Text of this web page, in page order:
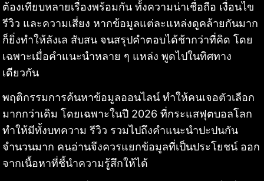
ต้องเทียบหลายเรื่องพร้อมกัน ทั้งความน่าเชื่อถือ เงื่อนไข
รีวิว และความเสี่ยง หากข้อมูลแต่ละแหล่งดูคล้ายกันมาก
ก็ยิ่งทำให้ลังเล สับสน จนสรุปคำตอบได้ช้ากว่าที่คิด โดย
เฉพาะเมื่อคำแนะนำหลาย ๆ แหล่ง พูดไปในทิศทาง
เดียวกัน
พฤติกรรมการค้นหาข้อมูลออนไลน์ ทำให้คนเจอตัวเลือก
มากกว่าเดิม โดยเฉพาะในปี 2026 ที่กระแสฟุตบอลโลก
ทำให้มีทั้งบทความ รีวิว รวมไปถึงคำแนะนำปะปนกัน
จำนวนมาก คนอ่านจึงควรแยกข้อมูลที่เป็นประโยชน์ ออก
จากเนื้อหาที่ชี้นำความรู้สึกให้ได้